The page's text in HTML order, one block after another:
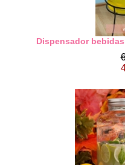
Dispensador